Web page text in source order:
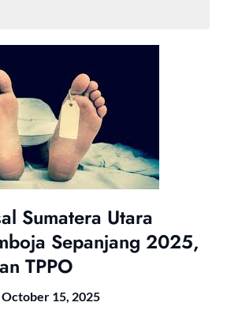
Sumatera Utara
Sepanjang 2025,
TPPO
October 15, 2025